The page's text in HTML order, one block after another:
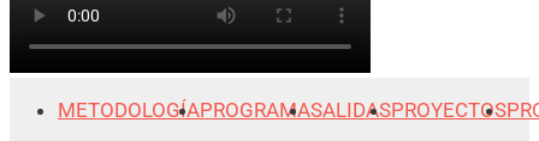
METODOLOGÍAPROGRAMASALIDASPROYECTOS